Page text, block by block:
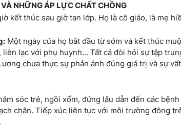
NHỮNG ÁP LỰC CHẤT CHỒNG
kết thúc sau giờ tan lớp. Họ là cô giáo, là mẹ
Một ngày của họ bắt đầu từ sớm và kết thúc
lạc với phụ huynh... Tất cả đòi hỏi sự tập
chưa thực sự phản ánh đúng giá trị và sự
sóc trẻ, ngồi xổm, đứng lâu dẫn đến các
chân. Tiếp xúc liên tục với môi trường đông